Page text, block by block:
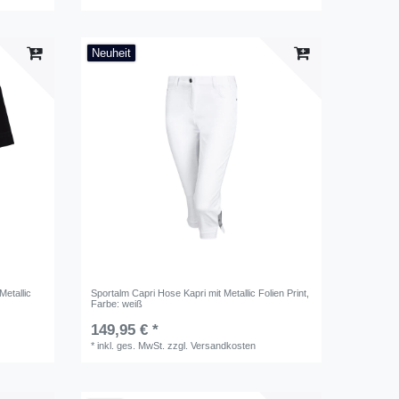
Neuheit
Sportalm Capri Hose Kapri mit Metallic Folien Print
Farbe: weiß
149,95 € *
*inkl. ges. MwSt. zzgl.Versandkosten